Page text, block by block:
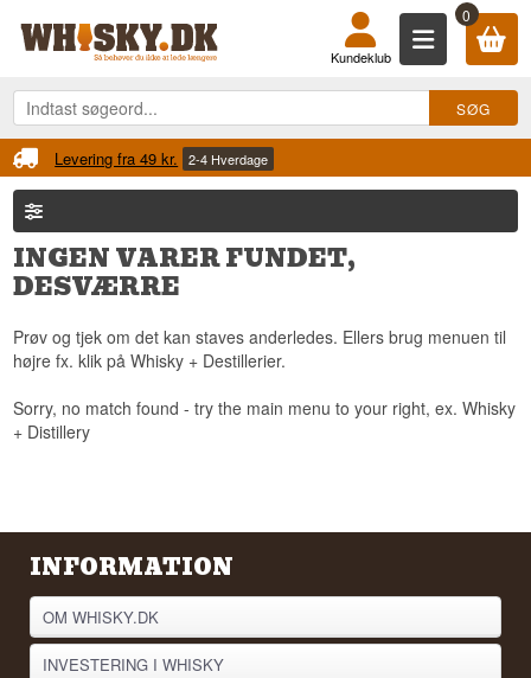
0
Kundeklub
Levering fra 49 kr. 2-4 Hverdage
INGEN VARER FUNDET,
DESVÆRRE
Prøv og tjek om det kan staves anderledes. Ellers brug menuen til
højre fx. klik på Whisky + Destillerier.
Sorry, no match found - try the main menu to your right, ex. Whisky
+ Distillery
INFORMATION
OM WHISKY.DK
INVESTERING I WHISKY